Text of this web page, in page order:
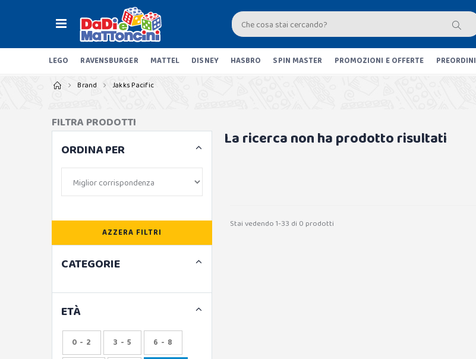
LEGO RAVENSBURGER MATTEL DISNEY HASBRO SPIN MASTER PROMOZIONI E OFFERTE PREORDINI
Brand Jakks Pacific
La ricerca non ha prodotto risultati
Stai vedendo 1-33 di 0 prodotti
FILTRA PRODOTTI
ORDINA PER
AZZERA FILTRI
CATEGORIE
ETÀ
0 - 2 3 - 5 6 - 8